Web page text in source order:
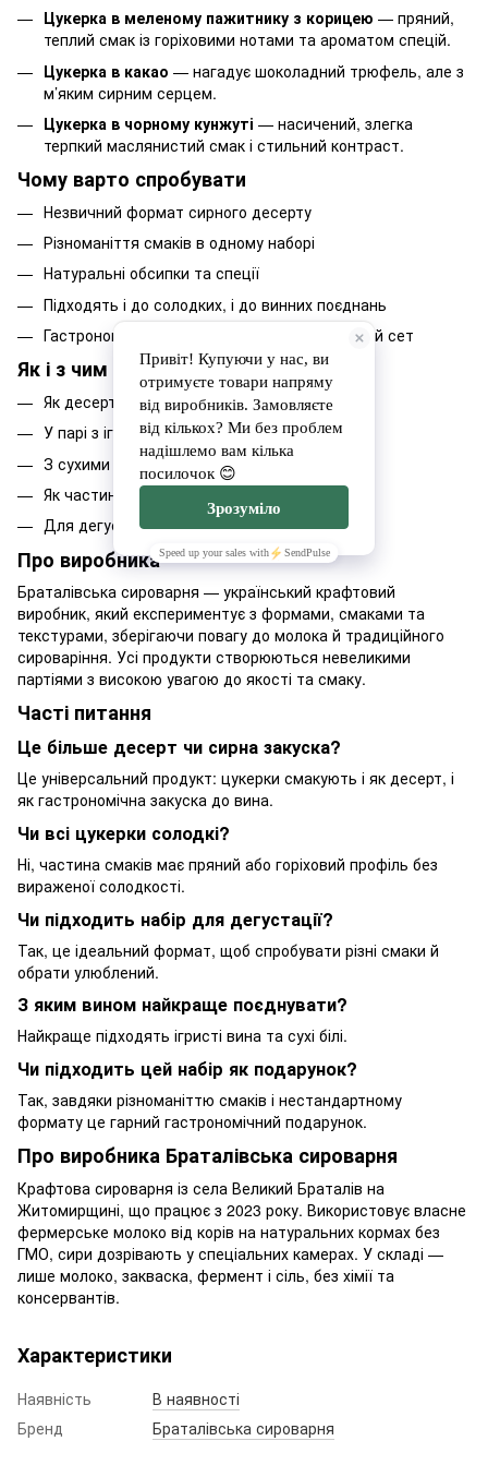
Цукерка в меленому пажитнику з корицею — пряний,
теплий смак із горіховими нотами та ароматом спецій.
Цукерка в какао — нагадує шоколадний трюфель, але з
м’яким сирним серцем.
Цукерка в чорному кунжуті — насичений, злегка
терпкий маслянистий смак і стильний контраст.
Чому варто спробувати
Незвичний формат сирного десерту
Різноманіття смаків в одному наборі
Натуральні обсипки та спеції
Підходять і до солодких, і до винних поєднань
Гастрономічний подарунок або дегустаційний сет
Як і з чим смакувати
Як десерт до кави або чаю
У парі з ігристим вином
З сухими білими винами
Як частину сирної або десертної тарілки
Для дегустації та вибору улюбленого смаку
Про виробника
Браталівська сироварня — український крафтовий
виробник, який експериментує з формами, смаками та
текстурами, зберігаючи повагу до молока й традиційного
сироваріння. Усі продукти створюються невеликими
партіями з високою увагою до якості та смаку.
Часті питання
Це більше десерт чи сирна закуска?
Це універсальний продукт: цукерки смакують і як десерт, і
як гастрономічна закуска до вина.
Чи всі цукерки солодкі?
Ні, частина смаків має пряний або горіховий профіль без
вираженої солодкості.
Чи підходить набір для дегустації?
Так, це ідеальний формат, щоб спробувати різні смаки й
обрати улюблений.
З яким вином найкраще поєднувати?
Найкраще підходять ігристі вина та сухі білі.
Чи підходить цей набір як подарунок?
Так, завдяки різноманіттю смаків і нестандартному
формату це гарний гастрономічний подарунок.
Про виробника Браталівська сироварня
Крафтова сироварня із села Великий Браталів на
Житомирщині, що працює з 2023 року. Використовує власне
фермерське молоко від корів на натуральних кормах без
ГМО, сири дозрівають у спеціальних камерах. У складі —
лише молоко, закваска, фермент і сіль, без хімії та
консервантів.
Характеристики
Наявність
В наявності
Бренд
Браталівська сироварня